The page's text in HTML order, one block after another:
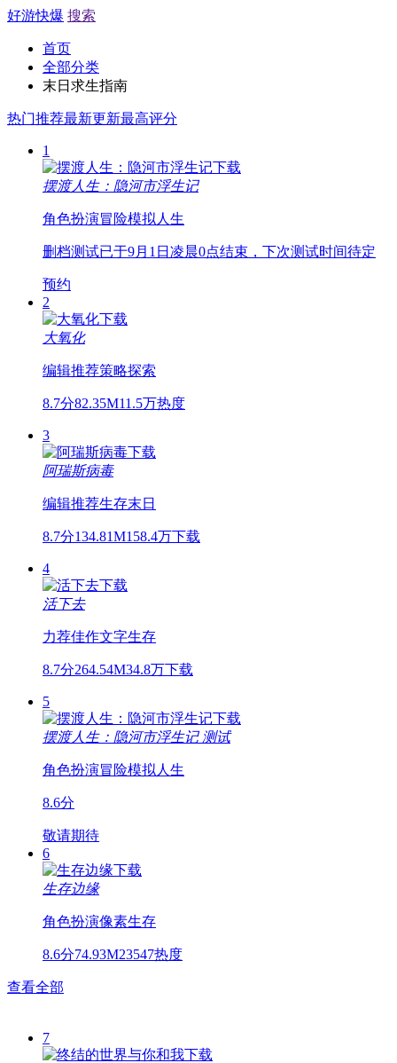
好游快爆 搜索
首页
全部分类
末日求生指南
热门推荐最新更新最高评分
1
摆渡人生：隐河市浮生记
角色扮演冒险模拟人生
删档测试已于9月1日凌晨0点结束，下次测试时间待定
预约
2
大氧化
编辑推荐策略探索
8.7分82.35M11.5万热度
3
阿瑞斯病毒
编辑推荐生存末日
8.7分134.81M158.4万下载
4
活下去
力荐佳作文字生存
8.7分264.54M34.8万下载
5
摆渡人生：隐河市浮生记 测试
角色扮演冒险模拟人生
8.6分
敬请期待
6
生存边缘
角色扮演像素生存
8.6分74.93M23547热度
查看全部
7